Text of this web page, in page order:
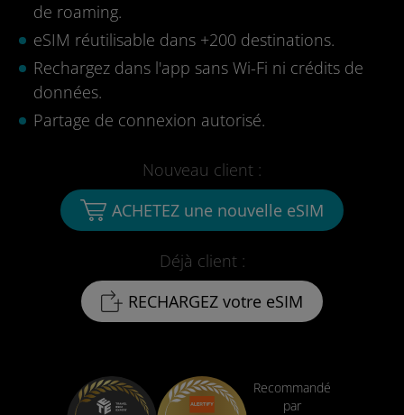
de roaming.
eSIM réutilisable dans +200 destinations.
Rechargez dans l'app sans Wi-Fi ni crédits de
données.
Partage de connexion autorisé.
Déjà client :
RECHARGEZ votre eSIM
Nouveau client :
ACHETEZ une nouvelle eSIM
Recommandé
par